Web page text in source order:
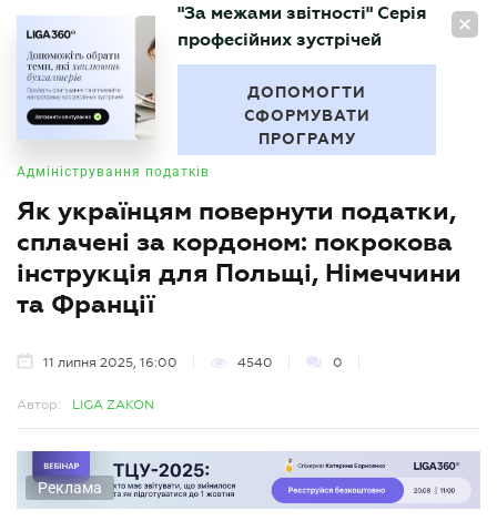
UA
БУХГАЛТЕР
"За межами звітності" Серія
професійних зустрічей
ДОПОМОГТИ
СФОРМУВАТИ
ПРОГРАМУ
Адміністрування податків
Як українцям повернути податки,
сплачені за кордоном: покрокова
інструкція для Польщі, Німеччини
та Франції
11 липня 2025, 16:00 4540 0
Автор: LIGA ZAKON
Реклама